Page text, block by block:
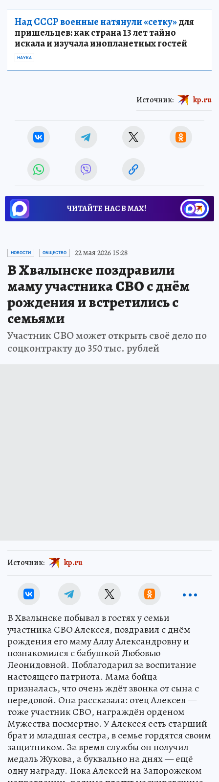
Над СССР военные натянули «сетку»для
пришельцев: как страна 13 лет тайно
искала и изучала инопланетных гостей
НАУКА
Источник: kp.ru
ЧИТАЙТЕ НАС В МАХ!
НОВОСТИ ОБЩЕСТВО 22 мая 2026 15:28
В Хвалынске поздравили
маму участника СВО с днём
рождения и встретились с
семьями
Участник СВО может открыть своё дело по
соцконтракту до 350 тыс. рублей
Источник: kp.ru
В Хвалынске побывал в гостях у семьи
участника СВО Алексея, поздравил с днём
рождения его маму Аллу Александровну и
познакомился с бабушкой Любовью
Леонидовной. Поблагодарил за воспитание
настоящего патриота. Мама бойца
призналась, что очень ждёт звонка от сына с
передовой. Она рассказала: отец Алексея —
тоже участник СВО, награждён орденом
Мужества посмертно. У Алексея есть старший
брат и младшая сестра, в семье гордятся своим
защитником. За время службы он получил
медаль Жукова, а буквально на днях — ещё
одну награду. Пока Алексей на Запорожском